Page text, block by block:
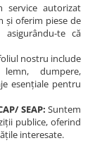
service autorizat
și oferim piese de
te că
nostru include
dumpere,
esențiale pentru
SEAP: Suntem
publice, oferind
interesate.